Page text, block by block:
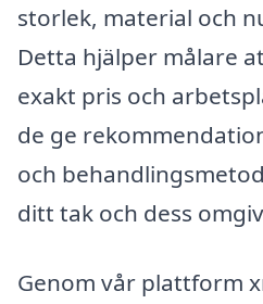
storlek, material och
Detta hjälper målare
exakt pris och
de ge
och
ditt tak och dess
Genom vår plattform